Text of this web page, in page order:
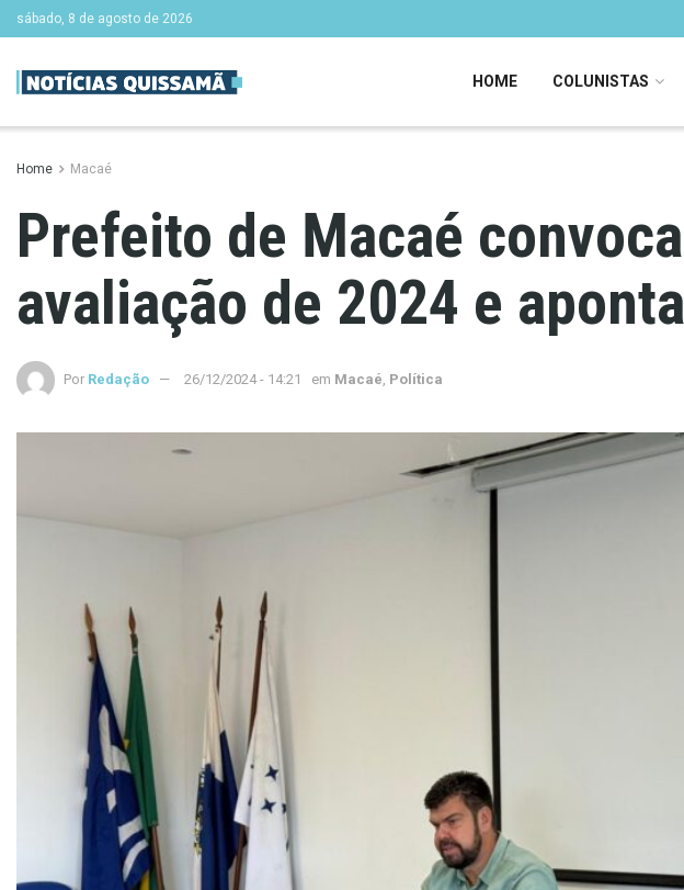
sábado, 8 de agosto de 2026
HOME COLUNISTAS
Home Macaé
Prefeito de Macaé
avaliação de 2024 e
Por Redação 26/12/2024 - 14:21 em Macaé, Política